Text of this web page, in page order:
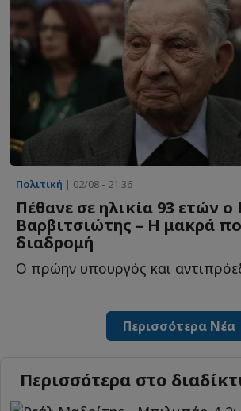
Πολιτική | 02/08 - 21:36
Πέθανε σε ηλικία 93 ετών ο
Βαρβιτσιώτης – Η μακρά
διαδρομή
Περισσότερα Νέα
Περισσότερα στο